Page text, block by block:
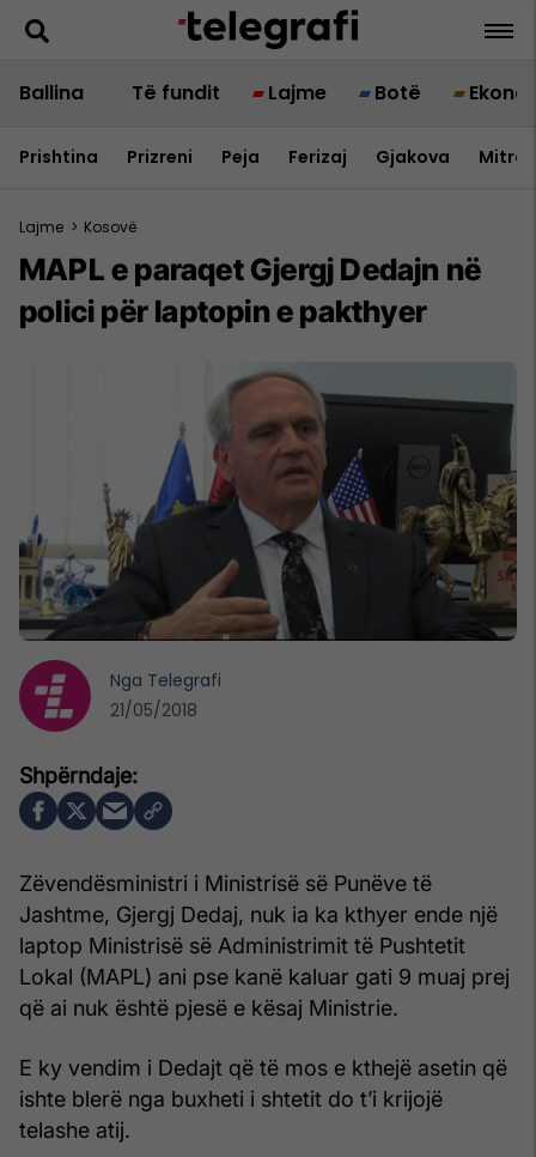
Ballina Të fundit Lajme Botë
Prishtina Prizreni Peja Ferizaj Gjakova
Lajme > Kosovë
MAPL e paraqet Gjergj Dedajn në
polici për laptopin e pakthyer
Zëvendësministri i Ministrisë së Punëve të
Jashtme, Gjergj Dedaj, nuk ia ka kthyer ende një
laptop Ministrisë së Administrimit të Pushtetit
Lokal (MAPL) ani pse kanë kaluar gati 9 muaj prej
që ai nuk është pjesë e kësaj Ministrie.
E ky vendim i Dedajt që të mos e kthejë asetin që
ishte blerë nga buxheti i shtetit do t’i krijojë
telashe atij.
Nga Telegrafi
21/05/2018